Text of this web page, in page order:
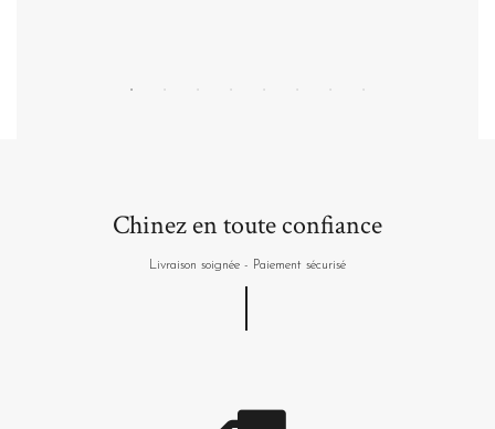
Chinez en toute confiance
Livraison soignée - Paiement sécurisé